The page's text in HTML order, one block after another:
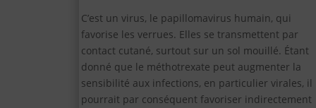
C’est un virus, le papillomavirus humain, qui
favorise les verrues. Elles se transmettent par
contact cutané, surtout sur un sol mouillé. Étant
donné que le méthotrexate peut augmenter la
sensibilité aux infections, en particulier virales, il
pourrait par conséquent favoriser indirectement